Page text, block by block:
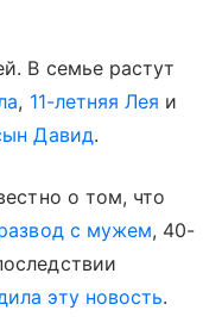
В семье растут
, 11-летняя Лея и
Давид.
о том, что
с мужем, 40-
эту новость.